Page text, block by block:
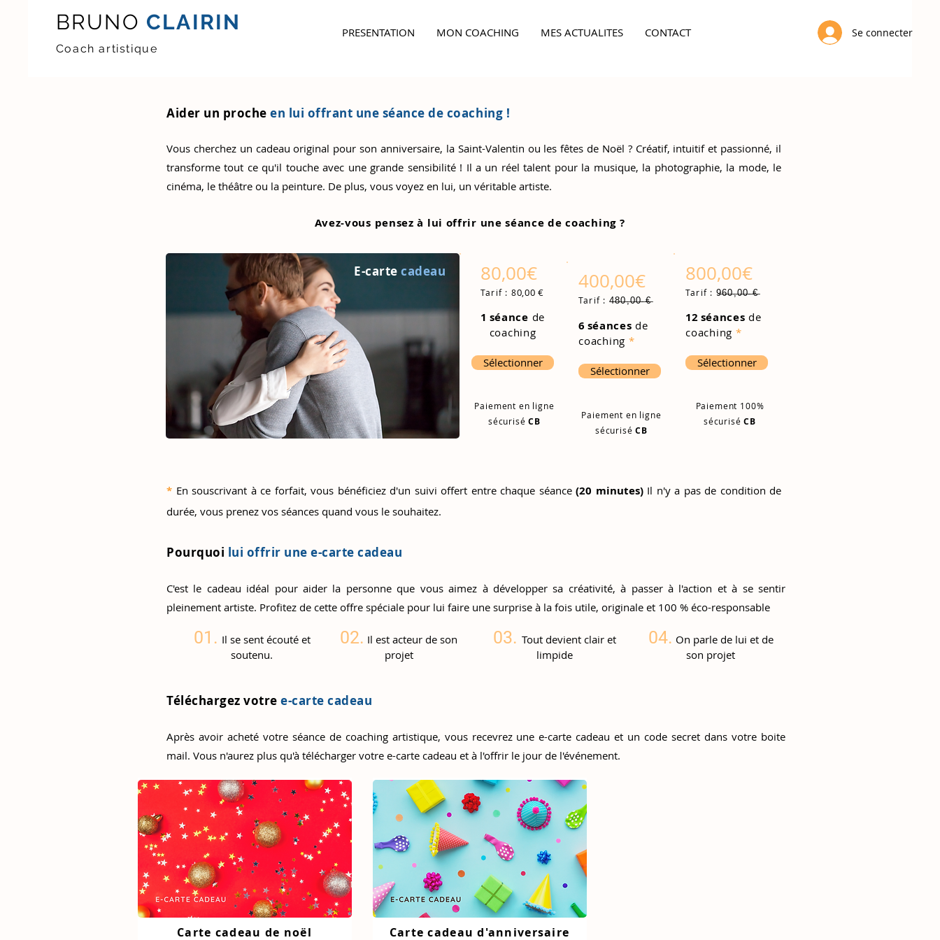
BRUNO CLAIRIN
Coach artistique
PRESENTATION MON COACHING MES ACTUALITES CONTACT Se connecter
Aider un procheen lui offrant une séance de coaching !
Vous cherchez un cadeau original pour son anniversaire, la Saint-Valentin ou les fêtes de Noël ? Créatif, intuitif et passionné, il
transforme tout ce qu'il touche avec une grande sensibilité ! Il a un réel talent pour la musique, la photographie, la mode, le
cinéma, le théâtre ou la peinture. De plus, vous voyez en lui, un véritable artiste.
Avez-vous pensez à lui offrir une séance de coaching ?
E-carte cadeau 80,00€
Tarif : 80,00 €
1 séance de
coaching
Sélectionner
Paiement en ligne
sécuriséCB
400,00€
Tarif : 4̶8̶0̶,̶0̶0̶ ̶€̶
6 séances de
coaching *
Sélectionner
Paiement en ligne
sécuriséCB
800,00€
Tarif : 9̶6̶0̶,̶0̶0̶ ̶€̶
12 séances de
coaching *
Sélectionner
Paiement 100%
sécuriséCB
* En souscrivant à ce forfait, vous bénéficiez d'un suivi offert entre chaque séance(20 minutes)Il n'y a pas de condition de
durée, vous prenez vos séances quand vous le souhaitez.
Pourquoi lui offrir une e-carte cadeau
C'est le cadeau idéal pour aider la personne que vous aimez à développer sa créativité, à passer à l'action et à se sentir
pleinement artiste. Profitez de cette offre spéciale pour lui faire une surprise à la fois utile, originale et 100 % éco-responsable
01. Il se sent écouté et
soutenu.
02. Il est acteur de son
projet
03. Tout devient clair et
limpide
04. On parle de lui et de
son projet
Téléchargez votree-carte cadeau
Après avoir acheté votre séance de coaching artistique, vous recevrez une e-carte cadeau et un code secret dans votre boite
mail. Vous n'aurez plus qu'à télécharger votre e-carte cadeau et à l'offrir le jour de l'événement.
Carte cadeau de noël Carte cadeau d'anniversaire